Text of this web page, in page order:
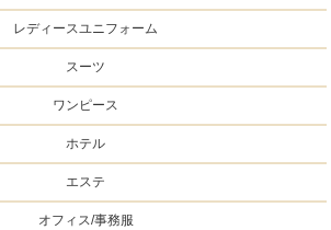
レディースユニフォーム
スーツ
ワンピース
ホテル
エステ
オフィス/事務服